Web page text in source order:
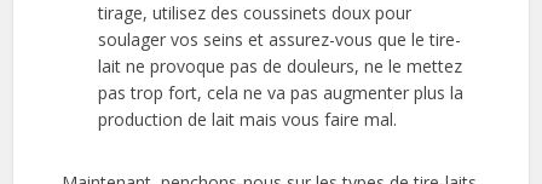
tirage, utilisez des coussinets doux pour
soulager vos seins et assurez-vous que le tire-
lait ne provoque pas de douleurs, ne le mettez
pas trop fort, cela ne va pas augmenter plus la
production de lait mais vous faire mal.